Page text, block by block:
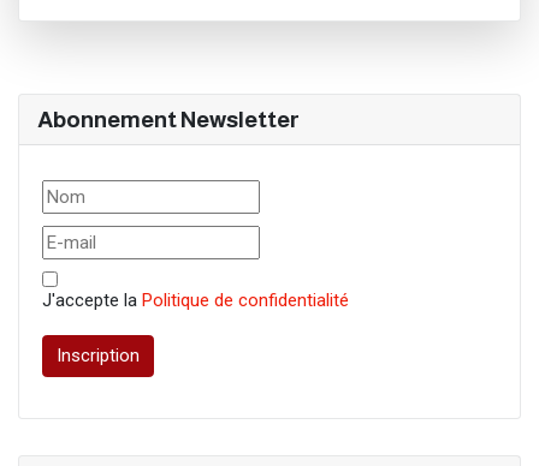
Abonnement Newsletter
J'accepte la Politique de confidentialité
Inscription